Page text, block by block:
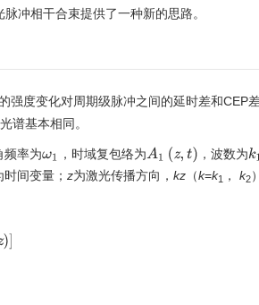
冲相干合束提供了一种新的思路。
度变化对周期级脉冲之间的延时差和CEP差
谱基本相同。
频率为ω1 ，时域复包络为A1( z ,t) ，波数为k1
时间变量；z为激光传播方向，kz （k=k1 ，k2